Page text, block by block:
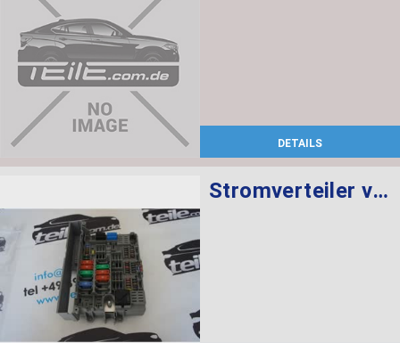
DETAILS
Stromverteiler vorne